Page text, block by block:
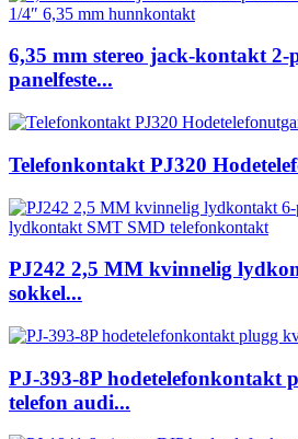
6,35 mm stereo jack-kontakt 2-
panelfeste...
Telefonkontakt PJ320
PJ242 2,5 MM kvinnelig
sokkel...
PJ-393-8P hodetelefonkontakt
telefon audi...